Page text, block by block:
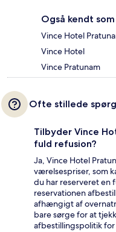
Også kendt som
Vince Hotel
Vince Hotel
Vince Pratunam
Ofte stillede
Tilbyder Vince
fuld refusion?
Ja, Vince Hotel
værelsespriser, som
du har reserveret en
reservationen
afhængigt af
bare sørge for at
afbestillingspolitik